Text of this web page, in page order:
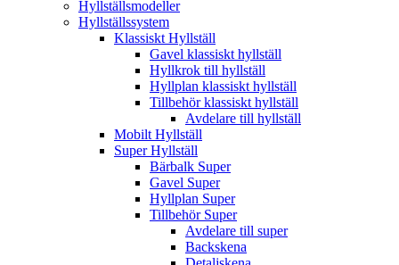
Hyllställsmodeller
Hyllställssystem
Klassiskt Hyllställ
Gavel klassiskt hyllställ
Hyllkrok till hyllställ
Hyllplan klassiskt hyllställ
Tillbehör klassiskt hyllställ
Avdelare till hyllställ
Mobilt Hyllställ
Super Hyllställ
Bärbalk Super
Gavel Super
Hyllplan Super
Tillbehör Super
Avdelare till super
Backskena